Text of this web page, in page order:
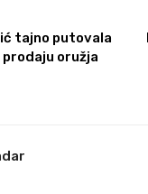
tajno putovala
oružja